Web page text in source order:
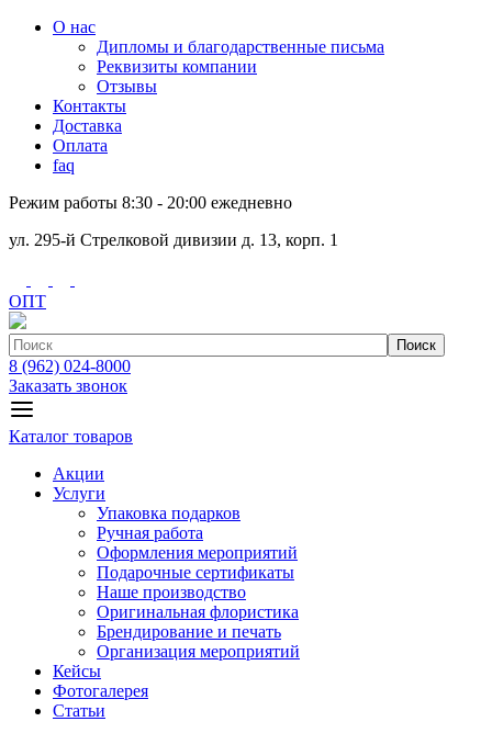
О нас
Дипломы и благодарственные письма
Реквизиты компании
Отзывы
Контакты
Доставка
Оплата
faq
Режим работы 8:30 - 20:00 ежедневно
ул. 295-й Стрелковой дивизии д. 13, корп. 1
ОПТ
Поиск
8 (962) 024-8000
Заказать звонок
Каталог товаров
Акции
Услуги
Упаковка подарков
Ручная работа
Оформления мероприятий
Подарочные сертификаты
Наше производство
Оригинальная флористика
Брендирование и печать
Организация мероприятий
Кейсы
Фотогалерея
Статьи